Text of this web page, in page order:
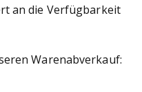
an die Verfügbarkeit
Warenabverkauf: